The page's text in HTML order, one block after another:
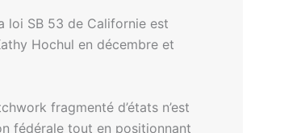
loi SB 53 de Californie est
Hochul en décembre et
fragmenté d’états n’est
fédérale tout en positionnant